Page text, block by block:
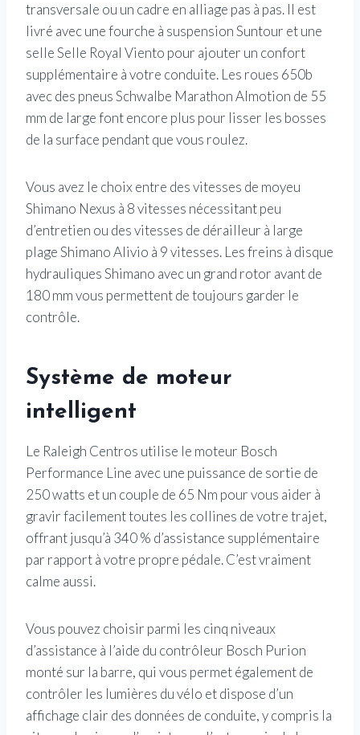
transversale ou un cadre en alliage pas à pas. Il est
livré avec une fourche à suspension Suntour et une
selle Selle Royal Viento pour ajouter un confort
supplémentaire à votre conduite. Les roues 650b
avec des pneus Schwalbe Marathon Almotion de 55
mm de large font encore plus pour lisser les bosses
de la surface pendant que vous roulez.
Vous avez le choix entre des vitesses de moyeu
Shimano Nexus à 8 vitesses nécessitant peu
d’entretien ou des vitesses de dérailleur à large
plage Shimano Alivio à 9 vitesses. Les freins à disque
hydrauliques Shimano avec un grand rotor avant de
180 mm vous permettent de toujours garder le
contrôle.
Système de moteur
intelligent
Le Raleigh Centros utilise le moteur Bosch
Performance Line avec une puissance de sortie de
250 watts et un couple de 65 Nm pour vous aider à
gravir facilement toutes les collines de votre trajet,
offrant jusqu’à 340 % d’assistance supplémentaire
par rapport à votre propre pédale. C’est vraiment
calme aussi.
Vous pouvez choisir parmi les cinq niveaux
d’assistance à l’aide du contrôleur Bosch Purion
monté sur la barre, qui vous permet également de
contrôler les lumières du vélo et dispose d’un
affichage clair des données de conduite, y compris la